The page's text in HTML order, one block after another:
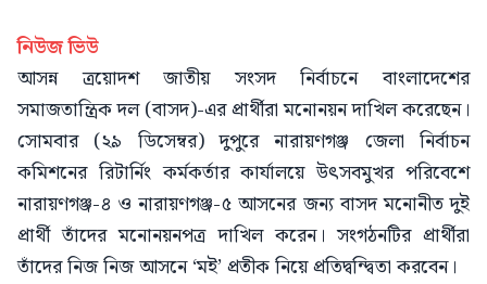
নিউজ ভিউ
আসন্ন ত্রয়োদশ জাতীয় সংসদ নির্বাচনে বাংলাদেশের
সমাজতান্ত্রিক দল (বাসদ)-এর প্রার্থীরা মনোনয়ন দাখিল করেছেন।
সোমবার (২৯ ডিসেম্বর) দুপুরে নারায়ণগঞ্জ জেলা নির্বাচন
কমিশনের রিটার্নিং কর্মকর্তার কার্যালয়ে উৎসবমুখর পরিবেশে
নারায়ণগঞ্জ-৪ ও নারায়ণগঞ্জ-৫ আসনের জন্য বাসদ মনোনীত দুই
প্রার্থী তাঁদের মনোনয়নপত্র দাখিল করেন। সংগঠনটির প্রার্থীরা
তাঁদের নিজ নিজ আসনে ‘মই’ প্রতীক নিয়ে প্রতিদ্বন্দ্বিতা করবেন।